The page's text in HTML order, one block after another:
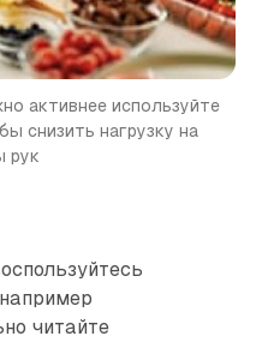
активнее используйте
снизить нагрузку на
рук
читайте